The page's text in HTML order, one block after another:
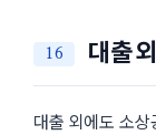
대출
대출 외에도 소